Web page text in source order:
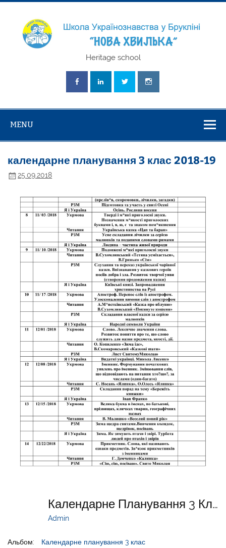
Skip
"Нова
Heritage school
MENU
календарне планування 3 клас 2018-19
25.09.2018
Календарне Планування 3 Клас 2018-19
Admin
Альбом: Календарне планування 3 клас